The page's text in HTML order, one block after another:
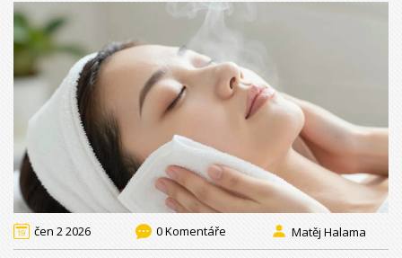
čen 2 2026 0 Komentáře Matěj Halama